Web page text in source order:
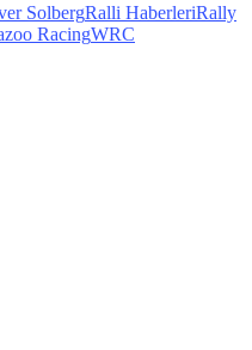
SolbergRalli HaberleriRally
RacingWRC